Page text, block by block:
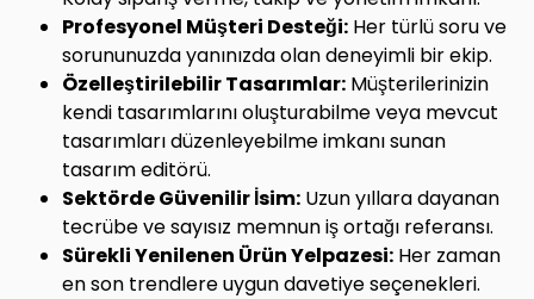
Profesyonel Müşteri Desteği: Her türlü soru ve
sorununuzda yanınızda olan deneyimli bir ekip.
Özelleştirilebilir Tasarımlar: Müşterilerinizin
kendi tasarımlarını oluşturabilme veya mevcut
tasarımları düzenleyebilme imkanı sunan
tasarım editörü.
Sektörde Güvenilir İsim: Uzun yıllara dayanan
tecrübe ve sayısız memnun iş ortağı referansı.
Sürekli Yenilenen Ürün Yelpazesi: Her zaman
en son trendlere uygun davetiye seçenekleri.